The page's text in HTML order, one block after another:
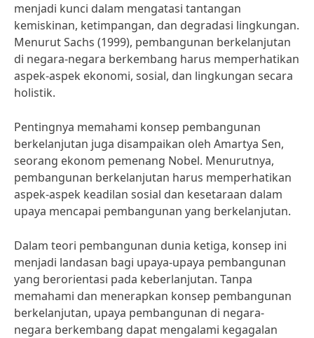
menjadi kunci dalam mengatasi tantangan
kemiskinan, ketimpangan, dan degradasi lingkungan.
Menurut Sachs (1999), pembangunan berkelanjutan
di negara-negara berkembang harus memperhatikan
aspek-aspek ekonomi, sosial, dan lingkungan secara
holistik.
Pentingnya memahami konsep pembangunan
berkelanjutan juga disampaikan oleh Amartya Sen,
seorang ekonom pemenang Nobel. Menurutnya,
pembangunan berkelanjutan harus memperhatikan
aspek-aspek keadilan sosial dan kesetaraan dalam
upaya mencapai pembangunan yang berkelanjutan.
Dalam teori pembangunan dunia ketiga, konsep ini
menjadi landasan bagi upaya-upaya pembangunan
yang berorientasi pada keberlanjutan. Tanpa
memahami dan menerapkan konsep pembangunan
berkelanjutan, upaya pembangunan di negara-
negara berkembang dapat mengalami kegagalan